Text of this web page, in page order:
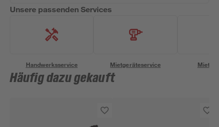
Unsere passenden Services
Handwerksservice Mietgeräteservice
Häufig dazu gekauft